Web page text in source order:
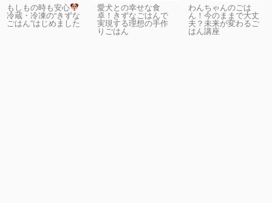
もしもの時も安心
冷蔵・冷凍の“きずな
ごはん”はじめました
愛犬との幸せな食
卓！きずなごはんで
実現する理想の手作
りごはん
わんちゃんのごは
ん！今のままで大丈
夫？未来が変わるご
はん講座